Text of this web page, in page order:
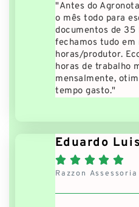
"Antes do
o mês todo para
documentos de 35
fechamos tudo em
horas/produtor.
horas de trabalho
mensalmente,
tempo gasto."
Eduardo
    
Razzon